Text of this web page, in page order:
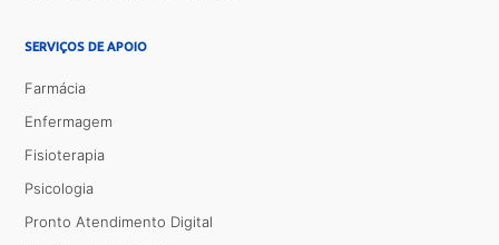
SERVIÇOS DE APOIO
Farmácia
Enfermagem
Fisioterapia
Psicologia
Pronto Atendimento Digital